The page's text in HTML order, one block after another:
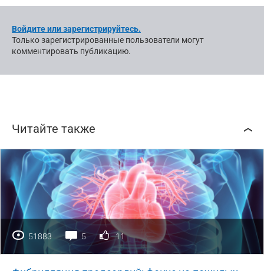
Войдите или зарегистрируйтесь.
Только зарегистрированные пользователи могут
комментировать публикацию.
Читайте также
51883 5 11